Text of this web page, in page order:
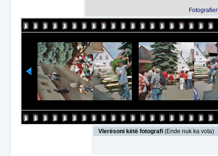
Vlerësoni këtë fotografi (Ende nuk ka vota)